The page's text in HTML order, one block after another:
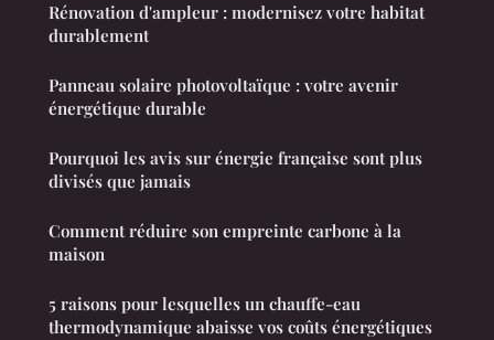
Rénovation d'ampleur : modernisez votre habitat
durablement
Panneau solaire photovoltaïque : votre avenir
énergétique durable
Pourquoi les avis sur énergie française sont plus
divisés que jamais
Comment réduire son empreinte carbone à la
maison
5 raisons pour lesquelles un chauffe-eau
thermodynamique abaisse vos coûts énergétiques